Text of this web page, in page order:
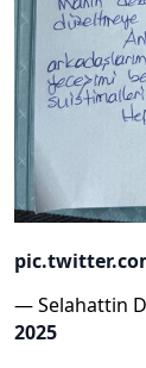
— Selahattin
2025